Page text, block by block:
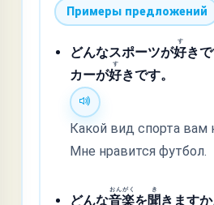
Примеры предложений
どんなスポーツが好
す
き
カーが好
す
きです。
Какой вид спорта вам
Мне нравится футбол.
どんな音
おん
楽
がく
を聞
き
きます